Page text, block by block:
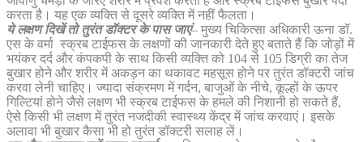
करता है। यह एक व्यक्ति से दूसरे व्यक्ति में नहीं फैलता।
ये लक्षण दिखें तो तुरंत डॉक्टर के पास जाएं– मुख्य चिकित्सा अधिकारी ऊना डॉ.
एस के वर्मा स्क्रब टाईफस के लक्षणों की जानकारी देते हुए बताते हैं कि जोड़ों में
भयंकर दर्द और कंपकपी के साथ किसी व्यक्ति को 104 से 105 डिग्री का तेज
बुखार होने और शरीर में अकड़न का थकावट महसूस होने पर तुरंत डॉक्टरी जांच
करवा लेनी चाहिए। ज्यादा संक्रमण में गर्दन, बाजुओं के नीचे, कूल्हों के ऊपर
गिल्टियां होने जैसे लक्षण भी स्क्रब टाईफस के हमले की निशानी हो सकते हैं,
ऐसे किसी भी लक्षण में तुरंत नजदीकी स्वास्थ्य केंद्र में जांच करवाएं। इसके
अलावा भी बुखार कैसा भी हो तुरंत डॉक्टरी सलाह लें।